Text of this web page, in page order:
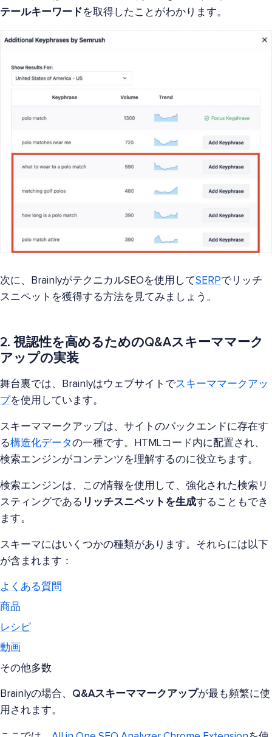
テールキーワード を取得したことがわかります。
次に、BrainlyがテクニカルSEOを使用してSERPでリッチ
スニペットを獲得する方法を見てみましょう。
2. 視認性を高めるためのQ&Aスキーママーク
アップの実装
舞台裏では、Brainlyはウェブサイトでスキーママークアッ
プ を使用しています。
スキーママークアップは、サイトのバックエンドに存在す
る構造化データの一種です。HTMLコード内に配置され、
検索エンジンがコンテンツを理解するのに役立ちます。
検索エンジンは、この情報を使用して、強化された検索リ
スティングである リッチスニペットを生成することもでき
ます。
スキーマにはいくつかの種類があります。それらには以下
が含まれます：
よくある質問
商品
レシピ
動画
その他多数
Brainlyの場合、 Q&Aスキーママークアップが最も頻繁に使
用されます。